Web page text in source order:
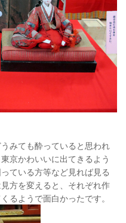
みても酔っていると思われ
京かわいいに出てきるよう
ている方等など見れば見る
方を変えると、それぞれ作
るようで面白かったです。